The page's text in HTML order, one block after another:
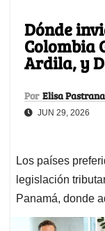
Dónde
Colombia
Ardila, y
Por Elisa Pastrana
JUN 29, 2026
Los países
legislación
Panamá, donde